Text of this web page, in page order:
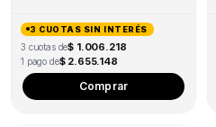
3 CUOTAS SIN INTERÉS
3 cuotas de$ 1.006.218
1 pago de$ 2.655.148
Comprar